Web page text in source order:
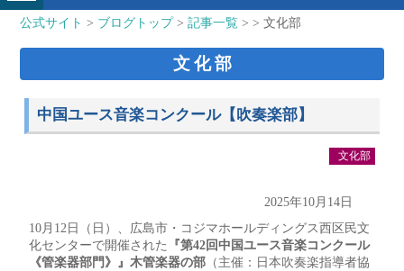
公式サイト > ブログトップ>記事一覧 > > 文化部
文化部
中国ユース音楽コンクール【吹奏楽部】
文化部
2025年10月14日
10月12日（日）、広島市・コジマホールディングス西区民文
化センターで開催された
『第42回中国ユース音楽コンクール
《管楽器部門》』木管楽器の部 （主催：日本吹奏楽指導者協